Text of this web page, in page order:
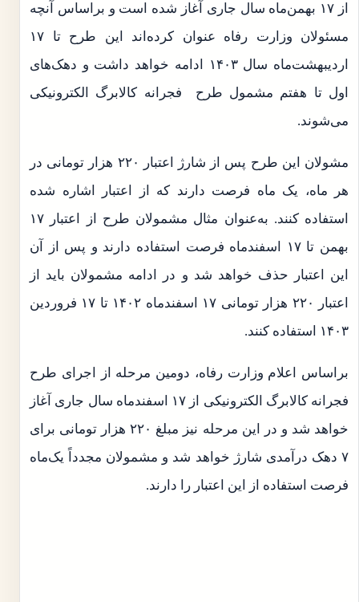
از ۱۷ بهمن‌ماه سال جاری آغاز شده است و براساس آنچه
مسئولان وزارت رفاه عنوان کرده‌اند این طرح تا ۱۷
اردیبهشت‌ماه سال ۱۴۰۳ ادامه خواهد داشت و دهک‌های
اول تا هفتم مشمول طرح فجرانه کالابرگ الکترونیکی
می‌شوند.
مشولان این طرح پس از شارژ اعتبار ۲۲۰ هزار تومانی در
هر ماه، یک ماه فرصت دارند که از اعتبار اشاره شده
استفاده کنند. به‌عنوان مثال مشمولان طرح از اعتبار ۱۷
بهمن‌ تا ۱۷ اسفند‌ماه فرصت استفاده دارند و پس از آن
این اعتبار حذف خواهد شد و در ادامه مشمولان باید از
اعتبار ۲۲۰ هزار تومانی ۱۷ اسفندماه ۱۴۰۲ تا ۱۷ فروردین
۱۴۰۳ استفاده کنند.
براساس اعلام وزارت رفاه، دومین مرحله از اجرای طرح
فجرانه کالابرگ الکترونیکی از ۱۷ اسفندماه سال جاری آغاز
خواهد شد و در این مرحله نیز مبلغ ۲۲۰ هزار تومانی برای
۷ دهک درآمدی شارژ خواهد شد و مشمولان مجدداً یک‌ماه
فرصت استفاده از این اعتبار را دارند.